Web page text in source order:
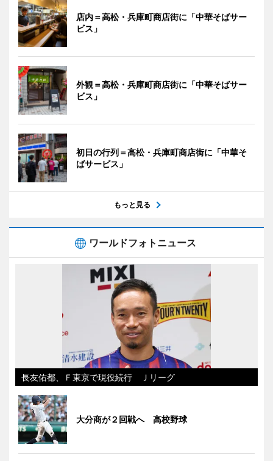
店内＝高松・兵庫町商店街に「中華そばサー
ビス」
外観＝高松・兵庫町商店街に「中華そばサー
ビス」
初日の行列＝高松・兵庫町商店街に「中華そ
ばサービス」
もっと見る
ワールドフォトニュース
長友佑都、Ｆ東京で現役続行 Ｊリーグ
大分商が２回戦へ 高校野球